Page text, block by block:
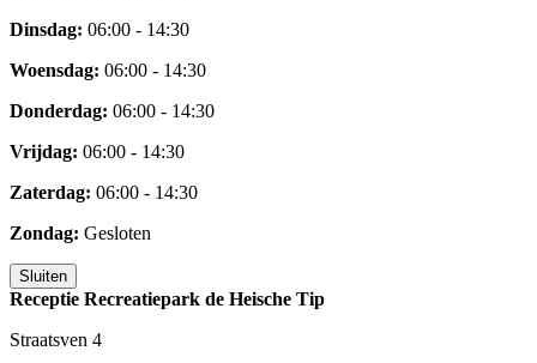
Dinsdag: 06:00 - 14:30
Woensdag: 06:00 - 14:30
Donderdag: 06:00 - 14:30
Vrijdag: 06:00 - 14:30
Zaterdag: 06:00 - 14:30
Zondag: Gesloten
Sluiten
Receptie Recreatiepark de Heische Tip
Straatsven 4